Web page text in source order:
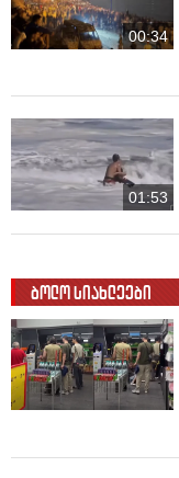
00:34
01:53
ბოლო სიახლეები